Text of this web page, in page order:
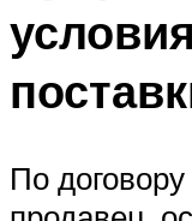
По